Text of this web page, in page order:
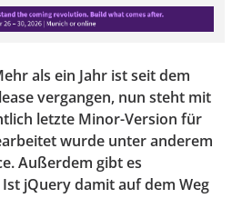
als ein Jahr ist seit dem
vergangen, nun steht mit
letzte Minor-Version für
wurde unter anderem
Außerdem gibt es
jQuery damit auf dem Weg